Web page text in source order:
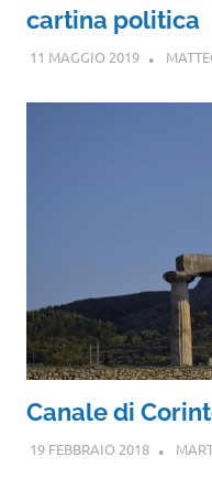
cartina politica
11 MAGGIO 2019
Canale di
19 FEBBRAIO 2018